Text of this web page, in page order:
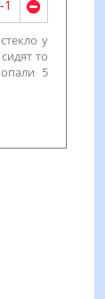
-1
у
то
5